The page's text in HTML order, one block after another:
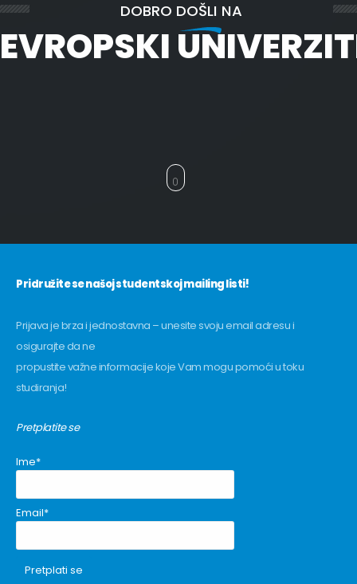
DOBRO DOŠLI NA
EVROPSKI
Pridružite se našoj studentskoj mailing listi!
Prijava je brza i jednostavna – unesite svoju email adresu i
osigurajte da ne
propustite važne informacije koje Vam mogu pomoći u toku
studiranja!
Pretplatite se
Ime*
Email*